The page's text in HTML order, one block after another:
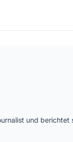
und